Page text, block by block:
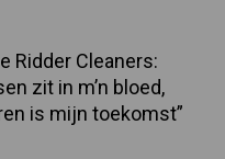
Ridder Cleaners:
zit in m’n bloed,
is mijn toekomst”